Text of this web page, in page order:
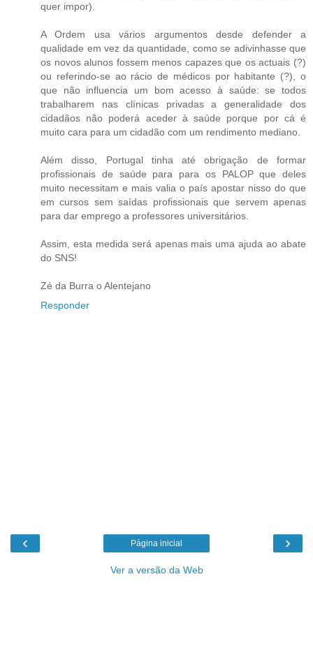
quer impor).
A Ordem usa vários argumentos desde defender a
qualidade em vez da quantidade, como se adivinhasse que
os novos alunos fossem menos capazes que os actuais (?)
ou referindo-se ao rácio de médicos por habitante (?), o
que não influencia um bom acesso à saúde: se todos
trabalharem nas clínicas privadas a generalidade dos
cidadãos não poderá aceder à saúde porque por cá é
muito cara para um cidadão com um rendimento mediano.
Além disso, Portugal tinha até obrigação de formar
profissionais de saúde para para os PALOP que deles
muito necessitam e mais valia o país apostar nisso do que
em cursos sem saídas profissionais que servem apenas
para dar emprego a professores universitários.
Assim, esta medida será apenas mais uma ajuda ao abate
do SNS!
Zé da Burra o Alentejano
Responder
‹ ›
Página inicial
Ver a versão da Web